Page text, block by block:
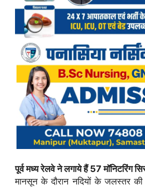
पूर्व मध्य रेलवे ने लगाये हैं 57 मॉनिटरिंग
मानसून के दौरान नदियों के जलस्तर की